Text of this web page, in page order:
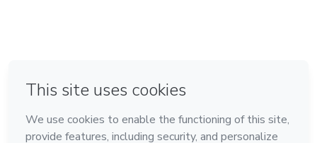
Feito com ❤ em Bogotá